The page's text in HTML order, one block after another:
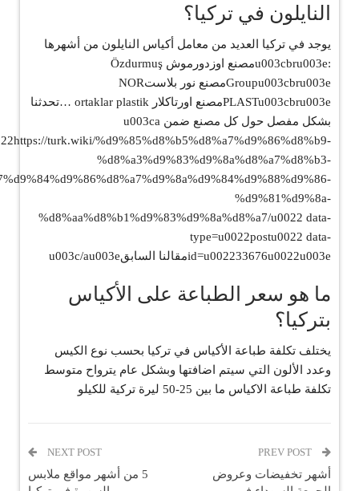
النايلون في تركيا؟
يوجد في تركيا العديد من معامل أكياس النايلون من أشهرها
:u003cbru003eمصنع اوزدورموش Özdurmuş
Groupu003cbru003eمصنع نور بلاستNOR
PLASTu003cbru003eمصنع اورتاكلار ortaklar plastik …تحدثنا
بشكل مفصل حول كل مصنع ضمن u003ca
turk.wiki/%d9%85%d8%b5%d8%a7%d9%86%d8%b9-
%d8%a3%d9%83%d9%8a%d8%a7%d8%b3-
%d9%81%d9%8a-
%d8%aa%d8%b1%d9%83%d9%8a%d8%a7/u0022 data-
type=u0022postu0022 data-
id=u002233676u0022u003eمقالنا السابقu003c/au003e
ما هو سعر الطباعة على الأكياس
بتركيا؟
يختلف تكلفة طباعة الأكياس في تركيا بحسب نوع الكيس
وعدد الألون التي سيتم اضافتها وبشكل عام يترواح متوسط
تكلفة طباعة الاكياس ما بين 25-50 ليرة تركية للكيلو
أشهر تخفيضات وعروض
NEXT POST
5 من أشهر مواقع ملابس